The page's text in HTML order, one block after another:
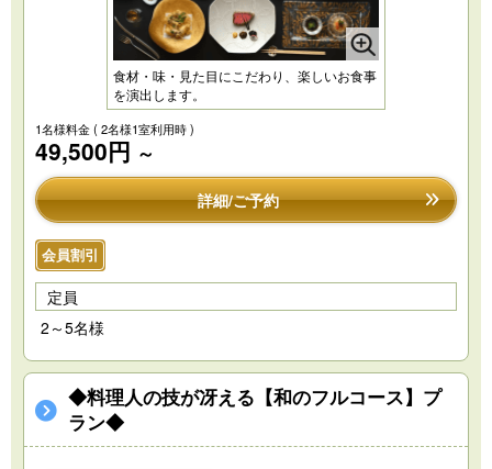
食材・味・見た目にこだわり、楽しいお食事
を演出します。
1名様料金( 2名様1室利用時 )
49,500円 ～
詳細/ご予約
会員割引
定員
2～5名様
◆料理人の技が冴える【和のフルコース】プ
ラン◆